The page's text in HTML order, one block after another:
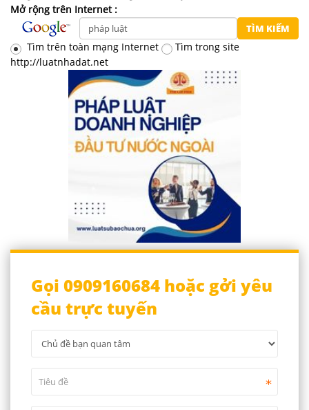
Mở rộng trên Internet :
Tìm trên toàn mạng Internet
Tìm trong site
http://luatnhadat.net
Gọi 0909160684 hoặc gởi yêu
cầu trực tuyến